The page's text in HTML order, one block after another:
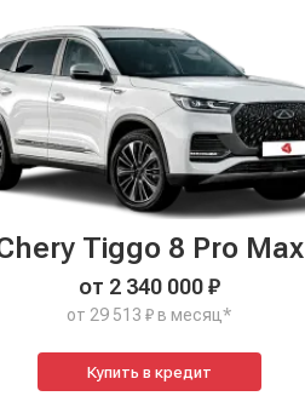
Tiggo 8 Pro Max
от 2 340 000 ₽
от 29 513 ₽ в месяц*
Купить в кредит